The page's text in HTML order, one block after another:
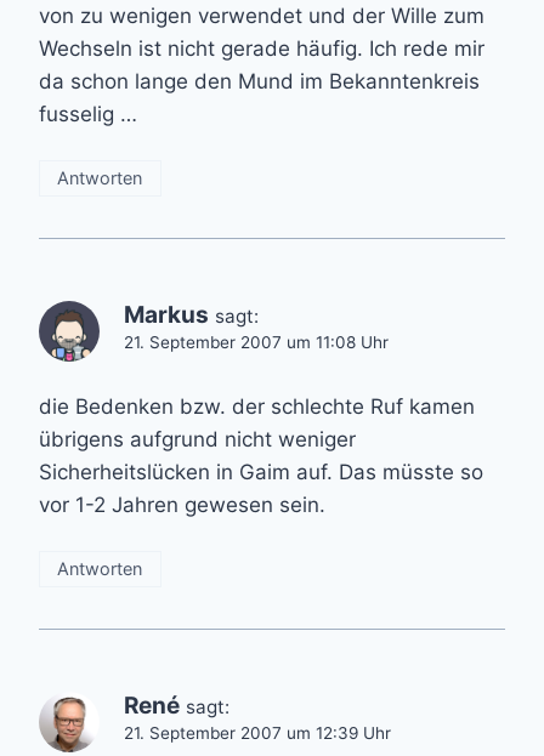
von zu wenigen verwendet und der Wille zum
Wechseln ist nicht gerade häufig. Ich rede mir
da schon lange den Mund im Bekanntenkreis
fusselig …
Antworten
Markus sagt:
21. September 2007 um 11:08 Uhr
die Bedenken bzw. der schlechte Ruf kamen
übrigens aufgrund nicht weniger
Sicherheitslücken in Gaim auf. Das müsste so
vor 1-2 Jahren gewesen sein.
Antworten
René sagt:
21. September 2007 um 12:39 Uhr